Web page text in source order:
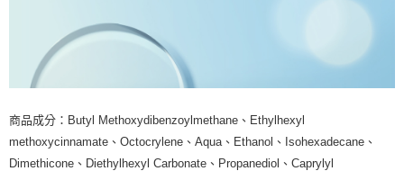
商品成分：Butyl Methoxydibenzoylmethane、Ethylhexyl
methoxycinnamate、Octocrylene、Aqua、Ethanol、Isohexadecane、
Dimethicone、Diethylhexyl Carbonate、Propanediol、Caprylyl